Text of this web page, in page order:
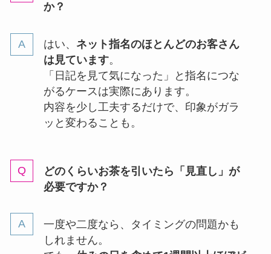
か？
はい、 ネット指名のほとんどのお客さん
は見ています。
「日記を見て気になった」と指名につな
がるケースは実際にあります。
内容を少し工夫するだけで、印象がガラ
ッと変わることも。
どのくらいお茶を引いたら「見直し」が
必要ですか？
一度や二度なら、タイミングの問題かも
しれません。